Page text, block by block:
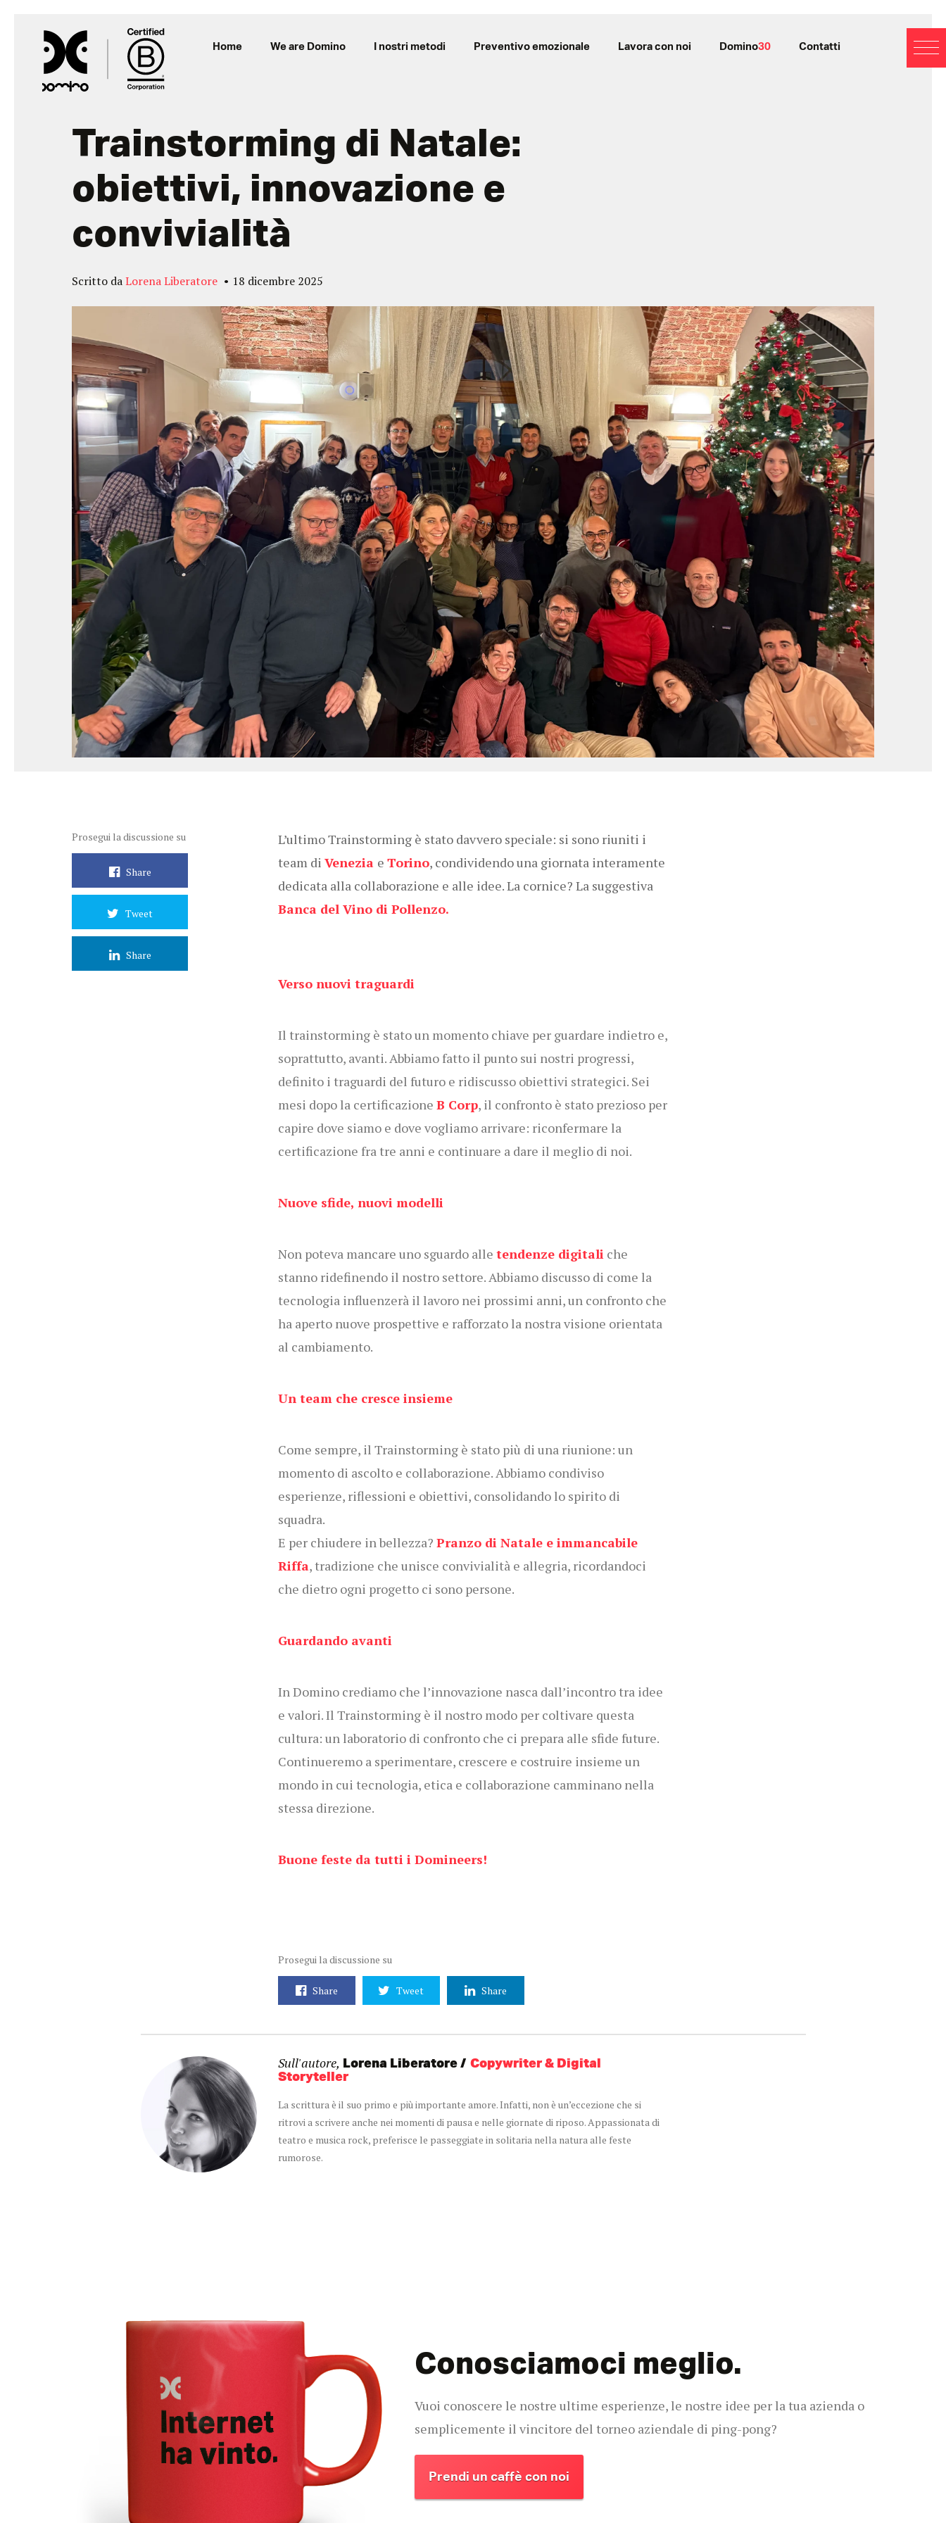
Home We are Domino I nostri metodi Preventivo emozionale Lavora con noi Domino30 Contatti
Trainstorming di Natale:
obiettivi, innovazione e
convivialità
Scritto daLorena Liberatore 18 dicembre 2025
L’ultimo Trainstorming è stato davvero speciale: si sono riuniti i
team di Venezia e Torino, condividendo una giornata interamente
dedicata alla collaborazione e alle idee. La cornice? La suggestiva
Banca del Vino di Pollenzo.
Verso nuovi traguardi
Il trainstorming è stato un momento chiave per guardare indietro e,
soprattutto, avanti. Abbiamo fatto il punto sui nostri progressi,
definito i traguardi del futuro e ridiscusso obiettivi strategici. Sei
mesi dopo la certificazione B Corp, il confronto è stato prezioso per
capire dove siamo e dove vogliamo arrivare: riconfermare la
certificazione fra tre anni e continuare a dare il meglio di noi.
Nuove sfide, nuovi modelli
Non poteva mancare uno sguardo alle tendenze digitaliche
stanno ridefinendo il nostro settore. Abbiamo discusso di come la
tecnologia influenzerà il lavoro nei prossimi anni, un confronto che
ha aperto nuove prospettive e rafforzato la nostra visione orientata
al cambiamento.
Un team che cresce insieme
Come sempre, il Trainstorming è stato più di una riunione: un
momento di ascolto e collaborazione. Abbiamo condiviso
esperienze, riflessioni e obiettivi, consolidando lo spirito di
squadra.
E per chiudere in bellezza? Pranzo di Natale e immancabile
Riffa, tradizione che unisce convivialità e allegria, ricordandoci
che dietro ogni progetto ci sono persone.
Guardando avanti
In Domino crediamo che l’innovazione nasca dall’incontro tra idee
e valori. Il Trainstorming è il nostro modo per coltivare questa
cultura: un laboratorio di confronto che ci prepara alle sfide future.
Continueremo a sperimentare, crescere e costruire insieme un
mondo in cui tecnologia, etica e collaborazione camminano nella
stessa direzione.
Buone feste da tutti i Domineers!
Prosegui la discussione su
Share Tweet Share
Prosegui la discussione su
Share
Tweet
Share
Sull'autore, Lorena Liberatore
Copywriter & Digital
Storyteller
La scrittura è il suo primo e più importante amore. Infatti, non è un’eccezione che si
ritrovi a scrivere anche nei momenti di pausa e nelle giornate di riposo. Appassionata di
teatro e musica rock, preferisce le passeggiate in solitaria nella natura alle feste
rumorose.
Conosciamoci meglio.
Vuoi conoscere le nostre ultime esperienze, le nostre idee per la tua azienda o
semplicemente il vincitore del torneo aziendale di ping-pong?
Prendi un caffè con noi